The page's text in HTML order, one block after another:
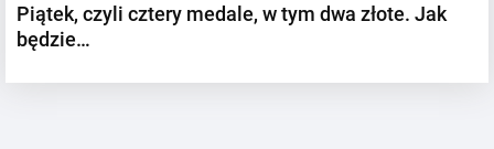
Piątek, czyli cztery medale, w tym dwa złote. Jak
będzie…